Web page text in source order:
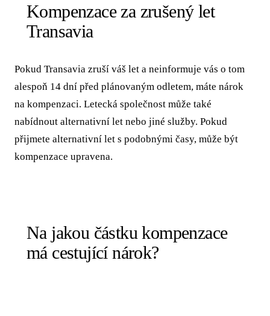
Kompenzace za zrušený let
Transavia
Pokud Transavia zruší váš let a neinformuje vás o tom
alespoň 14 dní před plánovaným odletem, máte nárok
na kompenzaci. Letecká společnost může také
nabídnout alternativní let nebo jiné služby. Pokud
přijmete alternativní let s podobnými časy, může být
kompenzace upravena.
Na jakou částku kompenzace
má cestující nárok?